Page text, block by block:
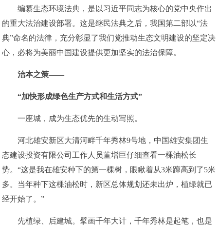
编纂生态环境法典，是以习近平同志为核心的党中央作出
的重大法治建设部署。这是继民法典之后，我国第二部以“法
典”命名的法律，充分彰显了我们党推动生态文明建设的坚定决
心，必将为美丽中国建设提供更加坚实的法治保障。
治本之策——
“加快形成绿色生产方式和生活方式”
一座城，成为生态优先的生动写照。
河北雄安新区大清河畔千年秀林9号地，中国雄安集团生
态建设投资有限公司工作人员董增巨仔细查看一棵油松长
势。“这是我在雄安种下的第一棵树，眼瞅着从3米蹿高到了5米
多。当年种下这棵油松时，新区总体规划还未出炉，植绿就已
经开始了。”
先植绿、后建城。擘画千年大计，千年秀林是起笔，也是